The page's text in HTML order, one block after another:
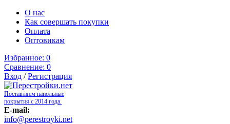
О нас
Как совершать покупки
Оплата
Оптовикам
Избранное: 0
Сравнение: 0
Вход /Регистрация
Поставляем напольные
покрытия с 2014 года.
E-mail:
info@perestroyki.net